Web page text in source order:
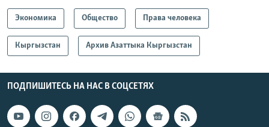
Экономика Общество Права человека
Кыргызстан Архив Азаттыка Кыргызстан
ПОДПИШИТЕСЬ НА НАС В СОЦСЕТЯХ